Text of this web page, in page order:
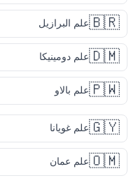
🇧🇷علم البرازيل
🇩🇲علم دومينيكا
🇵🇼علم بالاو
🇬🇾علم غويانا
🇴🇲علم عمان